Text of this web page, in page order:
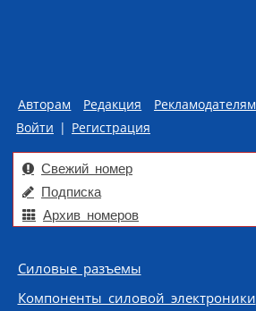
Авторам Редакция Рекламодателям
Войти | Регистрация
Свежий номер
Подписка
Архив номеров
Skip to content
Силовые разъемы
Компоненты силовой электроники